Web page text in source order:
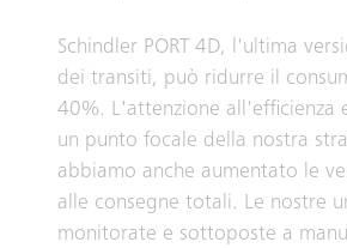
Schindler PORT 4D, l'ultima
dei transiti, può ridurre il
40%. L'attenzione all'efficienza
un punto focale della nostra
abbiamo anche aumentato le
alle consegne totali. Le nostre
monitorate e sottoposte a